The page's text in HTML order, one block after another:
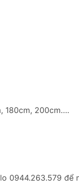
180cm, 200cm….
0944.263.579 để